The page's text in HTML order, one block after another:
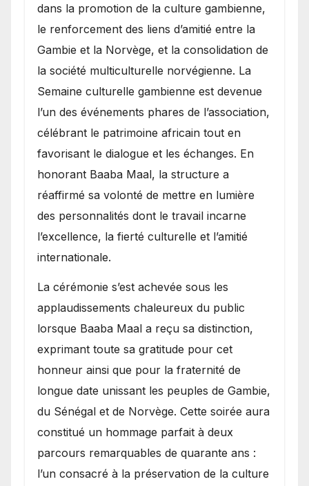
dans la promotion de la culture gambienne,
le renforcement des liens d’amitié entre la
Gambie et la Norvège, et la consolidation de
la société multiculturelle norvégienne. La
Semaine culturelle gambienne est devenue
l’un des événements phares de l’association,
célébrant le patrimoine africain tout en
favorisant le dialogue et les échanges. En
honorant Baaba Maal, la structure a
réaffirmé sa volonté de mettre en lumière
des personnalités dont le travail incarne
l’excellence, la fierté culturelle et l’amitié
internationale.
​La cérémonie s’est achevée sous les
applaudissements chaleureux du public
lorsque Baaba Maal a reçu sa distinction,
exprimant toute sa gratitude pour cet
honneur ainsi que pour la fraternité de
longue date unissant les peuples de Gambie,
du Sénégal et de Norvège. Cette soirée aura
constitué un hommage parfait à deux
parcours remarquables de quarante ans :
l’un consacré à la préservation de la culture